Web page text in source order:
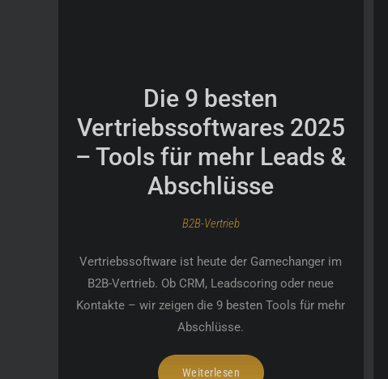
Die 9 besten
Vertriebssoftwares 2025
– Tools für mehr Leads &
Abschlüsse
B2B-Vertrieb
Vertriebssoftware ist heute der Gamechanger im
B2B-Vertrieb. Ob CRM, Leadscoring oder neue
Kontakte – wir zeigen die 9 besten Tools für mehr
Abschlüsse.
Weiterlesen